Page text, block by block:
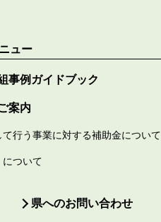
ュー
事例ガイドブック
案内
行う事業に対する補助金について
について
県へのお問い合わせ